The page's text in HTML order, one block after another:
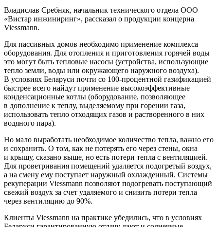
Владислав Сребняк, начальник технического отдела ООО
«Вистар инжиниринг», рассказал о продукции концерна
Viessmann.
Для пассивных домов необходимо применение комплекса
оборудования. Для отопления и приготовления горячей воды
это могут быть тепловые насосы (устройства, использующие
тепло земли, воды или окружающего наружного воздуха).
В условиях Беларуси почти со 100-процентной газификацией
быстрее всего найдут применение высокоэффективные
конденсационные котлы (оборудование, позволяющее
в дополнение к теплу, выделяемому при горении газа,
использовать тепло отходящих газов и растворенного в них
водяного пара).
Но мало выработать необходимое количество тепла, важно его
и сохранить. О том, как не потерять его через стены, окна
и крышу, сказано выше, но есть потери тепла с вентиляцией.
Для проветривания помещений удаляется подогретый воздух,
а на смену ему поступает наружный охлажденный. Системы
рекуперации Viessmann позволяют подогревать поступающий
свежий воздух за счет удаляемого и снизить потери тепла
через вентиляцию до 90%.
Клиенты Viessmann на практике убедились, что в условиях